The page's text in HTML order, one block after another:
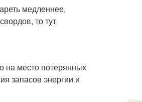
медленнее,
то тут
на место потерянных
запасов энергии и